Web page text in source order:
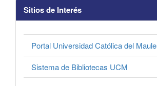
Sitios de Interés
Portal Universidad Católica del Maule
Sistema de Bibliotecas UCM